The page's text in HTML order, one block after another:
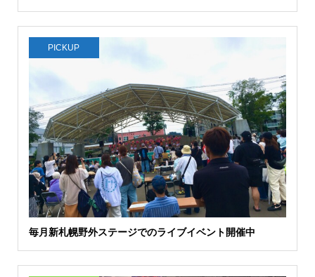
PICKUP
毎月新札幌野外ステージでのライブイベント開催中